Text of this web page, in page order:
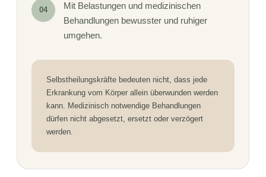
04
Mit Belastungen und medizinischen
Behandlungen bewusster und ruhiger
umgehen.
Selbstheilungskräfte bedeuten nicht, dass jede
Erkrankung vom Körper allein überwunden werden
kann. Medizinisch notwendige Behandlungen
dürfen nicht abgesetzt, ersetzt oder verzögert
werden.